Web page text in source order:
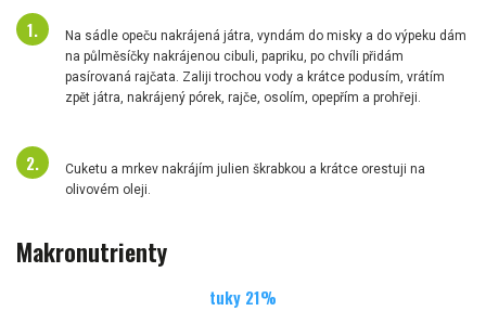
Na sádle opeču nakrájená játra, vyndám do misky a do výpeku dám
na půlměsíčky nakrájenou cibuli, papriku, po chvíli přidám
pasírovaná rajčata. Zaliji trochou vody a krátce podusím, vrátím
zpět játra, nakrájený pórek, rajče, osolím, opepřím a prohřeji.
Cuketu a mrkev nakrájím julien škrabkou a krátce orestuji na
olivovém oleji.
Makronutrienty
tuky 21%